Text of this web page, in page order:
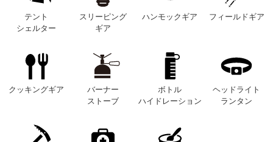
テント
シェルター
スリーピング
ギア
ハンモックギア フィールドギア
クッキングギア
バーナー
ストーブ
ボトル
ハイドレーション
ヘッドライト
ランタン